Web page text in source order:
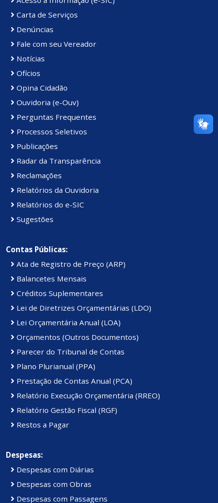
Carta de Serviços
Denúncias
Fale com seu Vereador
Notícias
Ofícios
Opina Cidadão
Ouvidoria (e-Ouv)
Perguntas Frequentes
Processos Seletivos
Publicações
Radar da Transparência
Reclamações
Relatórios da Ouvidoria
Relatórios do e-SIC
Sugestões
Contas Públicas:
Ata de Registro de Preço (ARP)
Balancetes Mensais
Créditos Suplementares
Lei de Diretrizes Orçamentárias (LDO)
Lei Orçamentária Anual (LOA)
Orçamentos (Outros Documentos)
Parecer do Tribunal de Contas
Plano Plurianual (PPA)
Prestação de Contas Anual (PCA)
Relatório Execução Orçamentária (RREO)
Relatório Gestão Fiscal (RGF)
Restos a Pagar
Despesas:
Despesas com Diárias
Despesas com Obras
Despesas com Passagens